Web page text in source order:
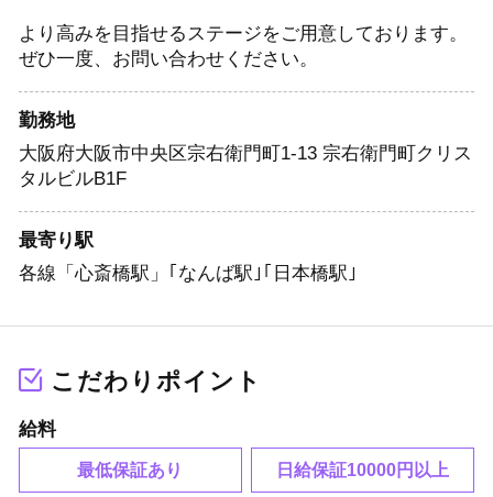
より高みを目指せるステージをご用意しております。
ぜひ一度、お問い合わせください。
勤務地
大阪府大阪市中央区宗右衛門町1-13 宗右衛門町クリス
タルビルB1F
最寄り駅
各線「心斎橋駅」｢なんば駅｣｢日本橋駅｣
こだわりポイント
給料
最低保証あり 日給保証10000円以上